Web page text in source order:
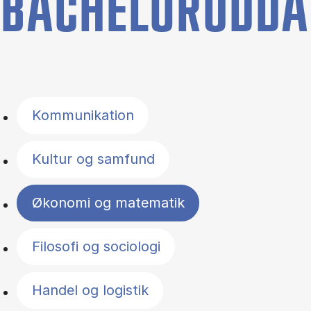
Kommunikation
Kultur og samfund
Økonomi og matematik
Filosofi og sociologi
Handel og logistik